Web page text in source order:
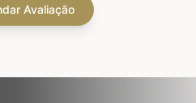
Avaliação